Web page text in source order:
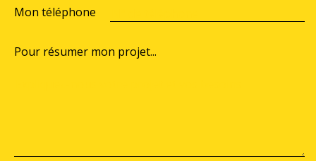
Mon téléphone
Pour résumer mon projet...